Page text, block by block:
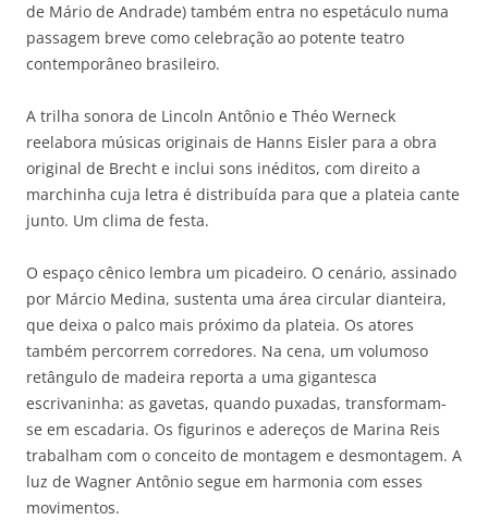
de Mário de Andrade) também entra no espetáculo numa
passagem breve como celebração ao potente teatro
contemporâneo brasileiro.
A trilha sonora de Lincoln Antônio e Théo Werneck
reelabora músicas originais de Hanns Eisler para a obra
original de Brecht e inclui sons inéditos, com direito a
marchinha cuja letra é distribuída para que a plateia cante
junto. Um clima de festa.
O espaço cênico lembra um picadeiro. O cenário, assinado
por Márcio Medina, sustenta uma área circular dianteira,
que deixa o palco mais próximo da plateia. Os atores
também percorrem corredores. Na cena, um volumoso
retângulo de madeira reporta a uma gigantesca
escrivaninha: as gavetas, quando puxadas, transformam-
se em escadaria. Os figurinos e adereços de Marina Reis
trabalham com o conceito de montagem e desmontagem. A
luz de Wagner Antônio segue em harmonia com esses
movimentos.